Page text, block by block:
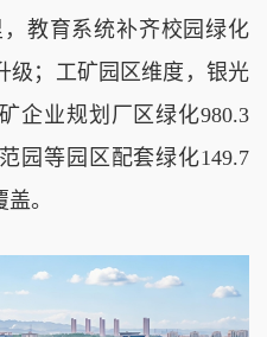
教育系统补齐校园绿化
级；工矿园区维度，银光
企业规划厂区绿化980.3
园等园区配套绿化149.7
。